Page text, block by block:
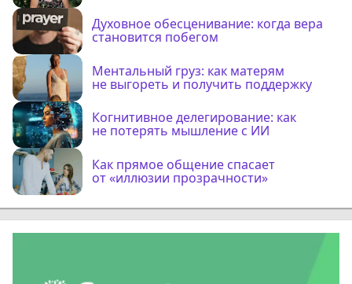
Духовное обесценивание: когда вера
становится побегом
Ментальный груз: как матерям
не выгореть и получить поддержку
Когнитивное делегирование: как
не потерять мышление с ИИ
Как прямое общение спасает
от «иллюзии прозрачности»